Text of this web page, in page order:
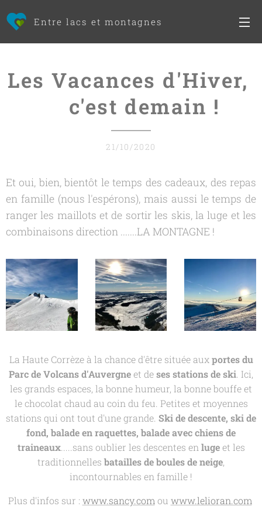
Entre lacs et montagnes
Les Vacances d'Hiver,
c'est demain !
21/10/2020
Et oui, bien, bientôt le temps des cadeaux, des repas
en famille (nous l'espérons), mais aussi le temps de
ranger les maillots et de sortir les skis, la luge et les
combinaisons direction .......LA MONTAGNE !
La Haute Corrèze à la chance d'être située auxportes du
Parc de Volcans d'Auvergneet de ses stations de ski. Ici,
les grands espaces, la bonne humeur, la bonne bouffe et
le chocolat chaud au coin du feu. Petites et moyennes
stations qui ont tout d'une grande. Ski de descente, ski de
fond, balade en raquettes, balade avec chiens de
traineaux.....sans oublier les descentes en lugeet les
traditionnelles batailles de boules de neige,
incontournables en famille !
Plus d'infos sur : www.sancy.com ou www.lelioran.com